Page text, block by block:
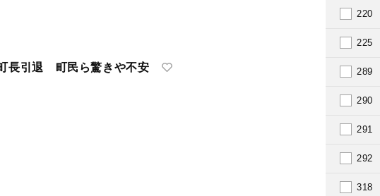
引退 町民ら驚きや不安
220
225
289
290
291
292
318